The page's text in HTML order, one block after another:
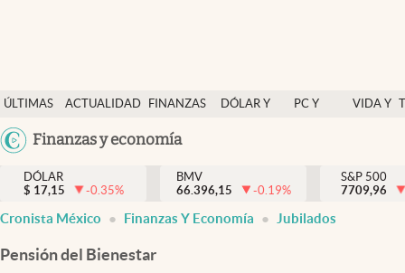
ÚLTIMAS
NOTICIAS
ACTUALIDAD
FINANZAS
DÓLAR Y
PC Y
VIDA Y
México
Finanzas y economía
Actualidad
Finanzas y economía
Dólar y mercados
DÓLAR
$ 17,15 -0.35%
BMV
66.396,15
-0.19%
S&P 500
7709,96
Cronista México Finanzas Y Economía Jubilados
Pensión del Bienestar